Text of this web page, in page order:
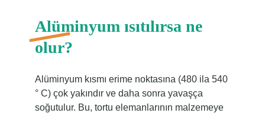
Alüminyum ısıtılırsa ne
olur?
Alüminyum kısmı erime noktasına (480 ila 540
° C) çok yakındır ve daha sonra yavaşça
soğutulur. Bu, tortu elemanlarının malzemeye